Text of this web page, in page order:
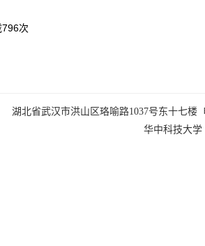
796次
湖北省武汉市洪山区珞喻路1037号东十七楼
华中科技大学